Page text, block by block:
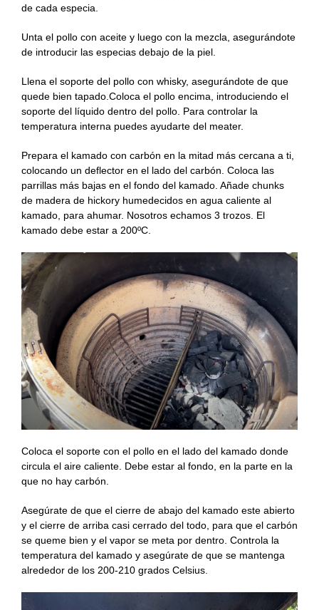
de cada especia.
Unta el pollo con aceite y luego con la mezcla, asegurándote
de introducir las especias debajo de la piel.
Llena el soporte del pollo con whisky, asegurándote de que
quede bien tapado.Coloca el pollo encima, introduciendo el
soporte del líquido dentro del pollo. Para controlar la
temperatura interna puedes ayudarte del meater.
Prepara el kamado con carbón en la mitad más cercana a ti,
colocando un deflector en el lado del carbón. Coloca las
parrillas más bajas en el fondo del kamado. Añade chunks
de madera de hickory humedecidos en agua caliente al
kamado, para ahumar. Nosotros echamos 3 trozos. El
kamado debe estar a 200ºC.
Coloca el soporte con el pollo en el lado del kamado donde
circula el aire caliente. Debe estar al fondo, en la parte en la
que no hay carbón.
Asegúrate de que el cierre de abajo del kamado este abierto
y el cierre de arriba casi cerrado del todo, para que el carbón
se queme bien y el vapor se meta por dentro. Controla la
temperatura del kamado y asegúrate de que se mantenga
alrededor de los 200-210 grados Celsius.